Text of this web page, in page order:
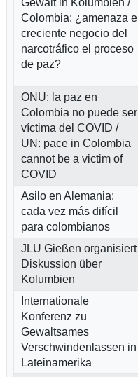
Colombia: ¿amenaza el
creciente negocio del
narcotráfico el proceso
de paz?
ONU: la paz en
Colombia no puede ser
víctima del COVID /
UN: pace in Colombia
cannot be a victim of
COVID
Asilo en Alemania:
cada vez más difícil
para colombianos
JLU Gießen organisiert
Diskussion über
Kolumbien
Internationale
Konferenz zu
Gewaltsames
Verschwindenlassen in
Lateinamerika